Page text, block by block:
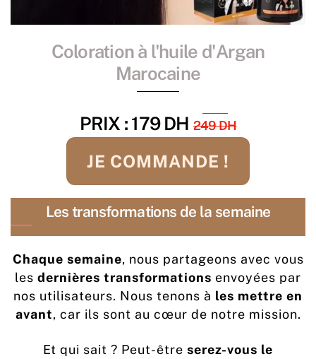
Coloration à l'huile d'Argan
Marocaine
PRIX : 179 DH 249 DH
JE COMMANDE !
Les transformations de la semaine
Chaque semaine, nous partageons avec vous
les dernières transformations envoyées par
nos utilisateurs. Nous tenons à les mettre en
avant, car ils sont au cœur de notre mission.
Et qui sait ? Peut-être serez-vous le